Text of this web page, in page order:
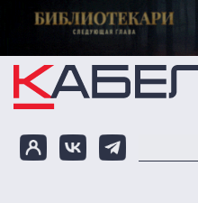
Перейти к основному